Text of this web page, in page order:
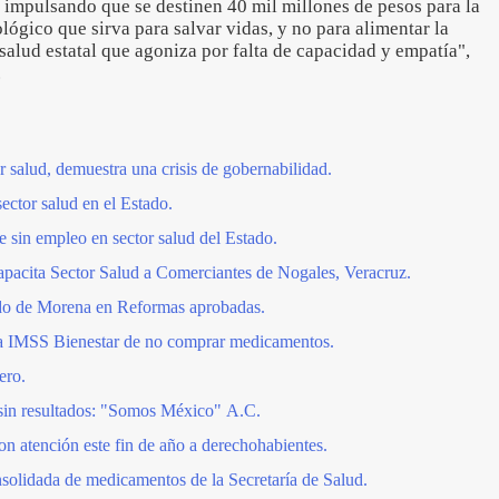
que se destinen 40 mil millones de pesos para la
que sirva para salvar vidas, y no para alimentar la
estatal que agoniza por falta de capacidad y empatía",
salud, demuestra una crisis de gobernabilidad.
salud en el Estado.
sin empleo en sector salud del Estado.
Sector Salud a Comerciantes de Nogales, Veracruz.
de Morena en Reformas aprobadas.
IMSS Bienestar de no comprar medicamentos.
resultados: "Somos México" A.C.
atención este fin de año a derechohabientes.
de medicamentos de la Secretaría de Salud.